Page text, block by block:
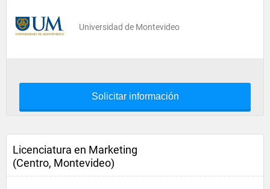
Universidad de Montevideo
Solicitar información
Licenciatura en Marketing
(Centro, Montevideo)